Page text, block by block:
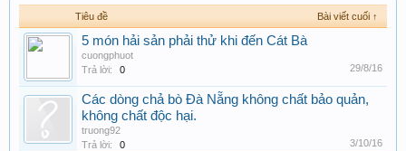
Tiêu đề Bài viết cuối ↑
5 món hải sản phải thử khi đến Cát Bà
cuongphuot
Trả lời:
0 29/8/16
Các dòng chả bò Đà Nẵng không chất bảo quản,
không chất độc hại.
truong92
Trả lời:
0 3/10/16